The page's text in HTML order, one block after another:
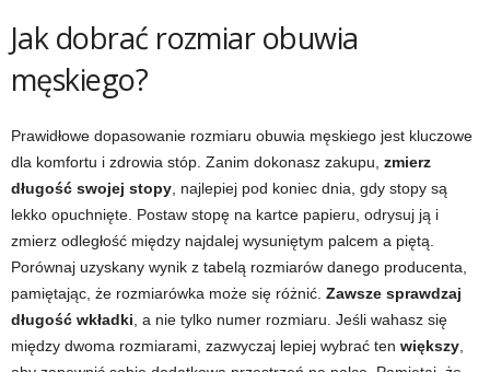
Jak dobrać rozmiar obuwia
męskiego?
Prawidłowe dopasowanie rozmiaru obuwia męskiego jest kluczowe
dla komfortu i zdrowia stóp. Zanim dokonasz zakupu, zmierz
długość swojej stopy , najlepiej pod koniec dnia, gdy stopy są
lekko opuchnięte. Postaw stopę na kartce papieru, odrysuj ją i
zmierz odległość między najdalej wysuniętym palcem a piętą.
Porównaj uzyskany wynik z tabelą rozmiarów danego producenta,
pamiętając, że rozmiarówka może się różnić. Zawsze sprawdzaj
długość wkładki , a nie tylko numer rozmiaru. Jeśli wahasz się
między dwoma rozmiarami, zazwyczaj lepiej wybrać ten większy